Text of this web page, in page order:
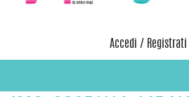
Accedi / Registrati